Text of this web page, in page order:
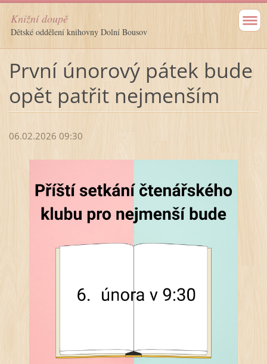
Knižní doupě
Dětské oddělení knihovny Dolní Bousov
První únorový pátek bude
opět patřit nejmenším
06.02.2026 09:30